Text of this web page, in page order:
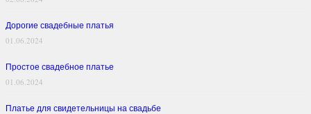
Дорогие свадебные платья
01.06.2024
Простое свадебное платье
01.06.2024
Платье для свидетельницы на свадьбе